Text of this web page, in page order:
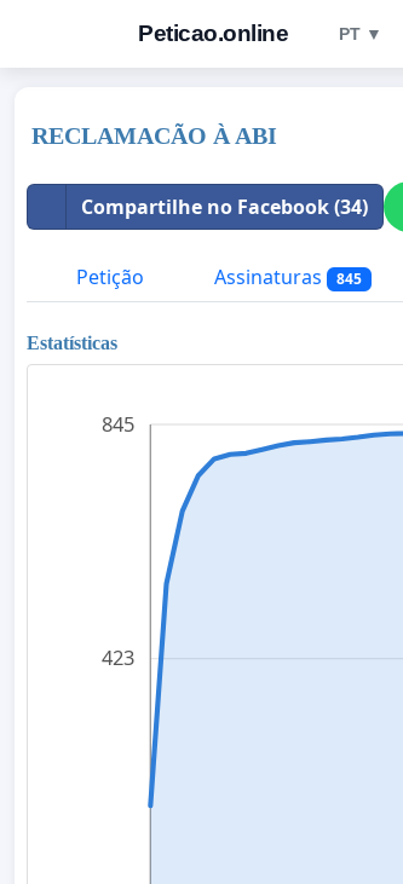
Peticao.online PT ▼
RECLAMACÃO À ABI
Compartilhe no Facebook (34)
Petição Assinaturas 845
Estatísticas
423
845